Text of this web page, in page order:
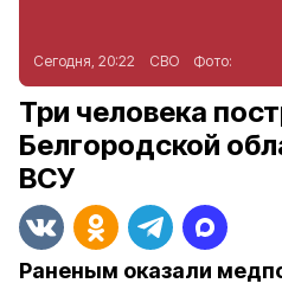
Сегодня, 20:22 СВО Фото:
Три человека
Белгородской
ВСУ
Раненым оказали